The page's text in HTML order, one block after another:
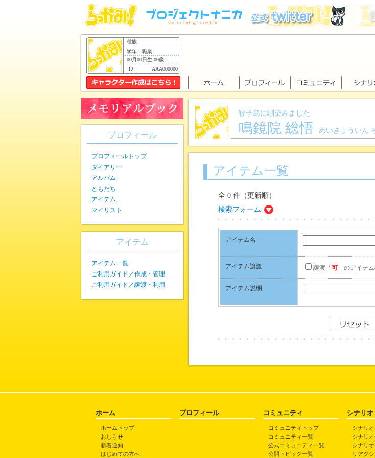
種族
学年：職業
00月00日生 00歳
AAA000000
寝子島に馴染みました
鳴鏡院 総悟 めいきょういん
アイテム一覧
全 0 件（更新順）
検索フォーム
アイテム名
アイテム譲渡 譲渡「 可 」のアイテ
アイテム説明
プロフィール
プロフィールトップ
ダイアリー
アルバム
ともだち
アイテム
マイリスト
アイテム
アイテム一覧
ご利用ガイド／作成・管理
ご利用ガイド／譲渡・利用
ホーム
ホームトップ
おしらせ
新着通知
はじめての方へ
プロフィール コミュニティ
コミュニティトップ
コミュニティ一覧
公式コミュニティ一覧
公開トピック一覧
シナリオ
シナリ
シナリオ
シナリオ
リアク